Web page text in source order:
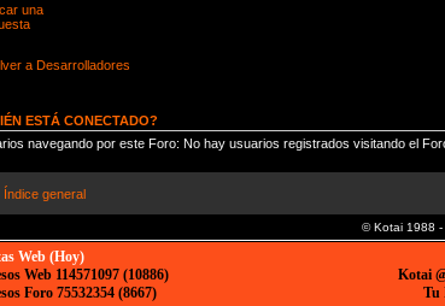
una
a Desarrolladores
ESTÁ CONECTADO?
navegando por este Foro: No hay usuarios registrados visitando el
Índice general
© Kotai 1988 -
Web (Hoy)
Web 114571097 (10886)
Foro 75532354 (8667)
Kotai
Tu